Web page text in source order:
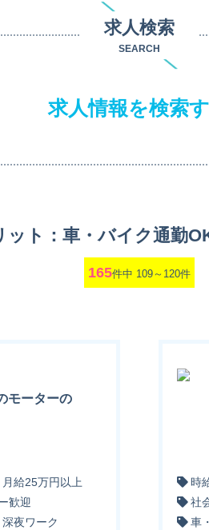
求人検索
SEARCH
求人情報を検索
ット：車・バイク通勤
165件中 109～120件
モーターの
月給25万円以上
歓迎
深夜ワーク
時
社
車